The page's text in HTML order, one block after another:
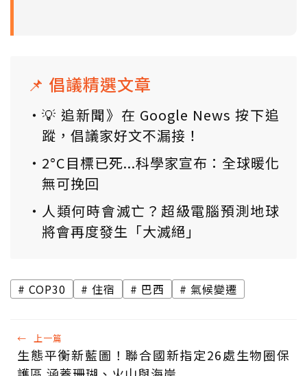
📌 倡議精選文章
💡 追新聞》在 Google News 按下追
蹤，倡議家好文不漏接！
2°C目標已死...科學家宣布：全球暖化
無可挽回
人類何時會滅亡？超級電腦預測地球
將會再度發生「大滅絕」
COP30 住宿 巴西 氣候變遷
← 上一篇
生態平衡新藍圖！聯合國新指定26處生物圈保